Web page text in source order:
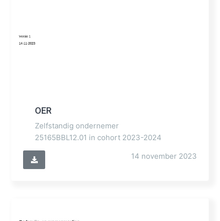
OER
Zelfstandig ondernemer
25165BBL12.01 in cohort 2023-2024
14 november 2023